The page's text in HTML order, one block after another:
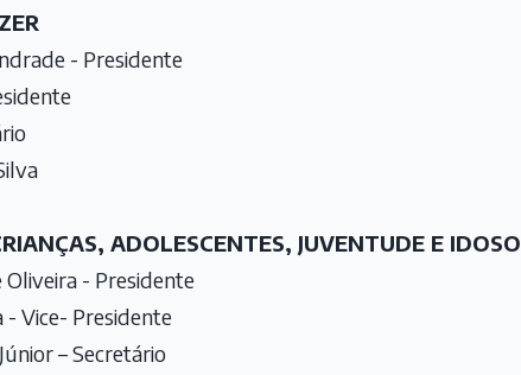
- Presidente
ADOLESCENTES, JUVENTUDE E IDOSO
- Presidente
Vice- Presidente
– Secretário